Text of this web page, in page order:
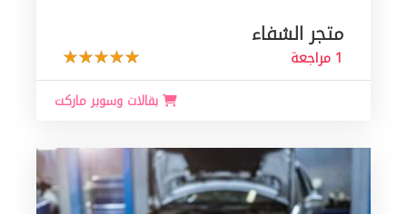
متجر الشفاء
1 مراجعة
بقالات وسوبر ماركت